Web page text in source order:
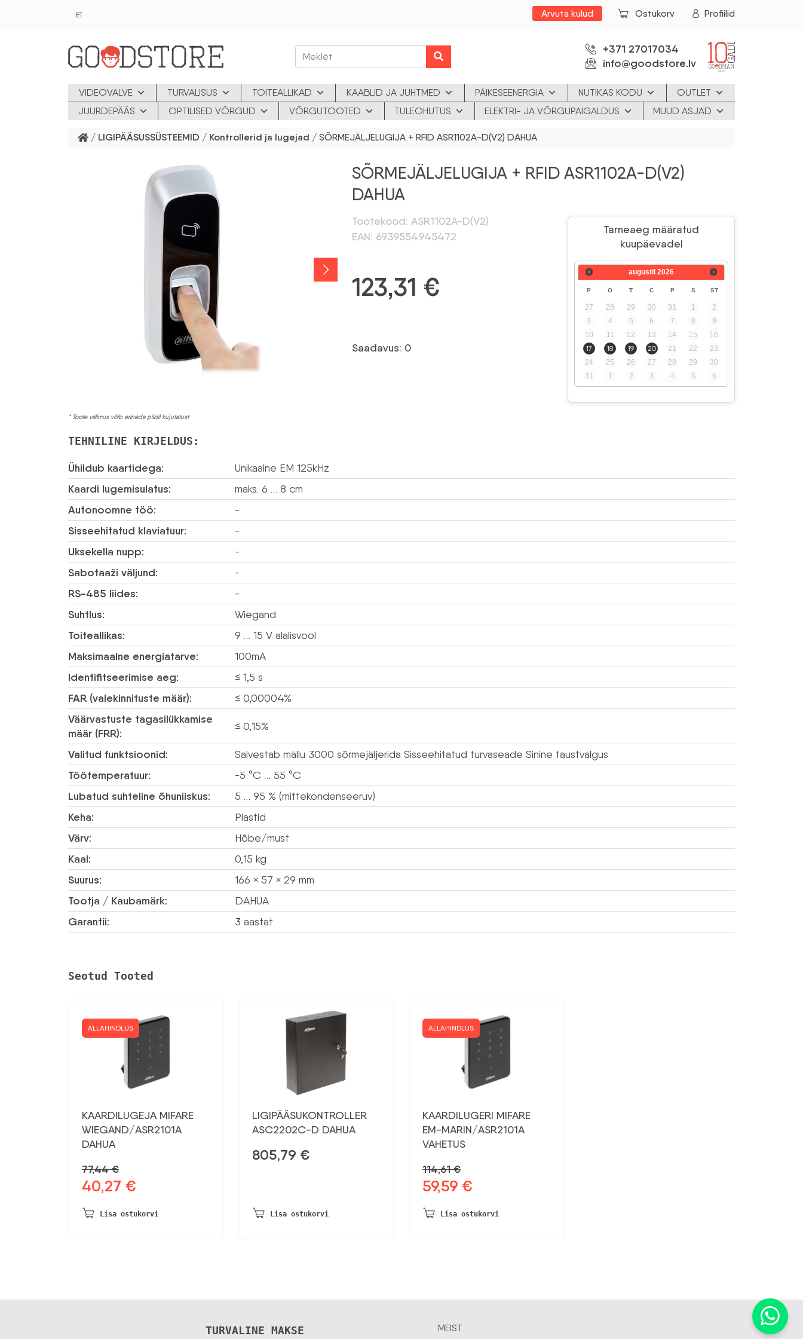
ET Arvuta kulud Ostukorv Profiilid
+371 27017034
info@goodstore.lv
VIDEOVALVE TURVALISUS TOITEALLIKAD KAABLID JA JUHTMED PÄIKESEENERGIA NUTIKAS KODU
OUTLET
JUURDEPÄÄS
OPTILISED VÕRGUD VÕRGUTOOTED TULEOHUTUS ELEKTRI- JA VÕRGUPAIGALDUS MUUD ASJAD
/ LIGIPÄÄSUSSÜSTEEMID / Kontrollerid ja lugejad / SÕRMEJÄLJELUGIJA + RFID ASR1102A-D(V2) DAHUA
* Toote välimus võib erineda pildil kujutatust
SÕRMEJÄLJELUGIJA + RFID ASR1102A-D(V2)
DAHUA
Tootekood: ASR1102A-D(V2)
EAN: 6939554945472
Tarneaeg määratud
kuupäevadel
augustil 2026
P O T C P S ST
27 28 29 30 31 1
2
3
4 5 6 7 8
9
10
11 12 13 14 15
16
17
18 19 20 21 22
23
24
25 26 27 28 29
30
31
1 2 3 4 5 6
123,31 €
Saadavus: 0
TEHNILINE KIRJELDUS:
Ühildub kaartidega: Unikaalne EM 125kHz
Kaardi lugemisulatus: maks. 6 … 8 cm
Autonoomne töö: -
Sisseehitatud klaviatuur: -
Uksekella nupp: -
Sabotaaži väljund: -
RS-485 liides: -
Suhtlus: Wiegand
Toiteallikas: 9 … 15 V alalisvool
Maksimaalne energiatarve: 100mA
Identifitseerimise aeg: ≤ 1,5 s
FAR (valekinnituste määr): ≤ 0,00004%
Väärvastuste tagasilükkamise
määr (FRR):
≤ 0,15%
Valitud funktsioonid: Salvestab mällu 3000 sõrmejäljerida Sisseehitatud turvaseade Sinine taustvalgus
Töötemperatuur: -5 °C … 55 °C
Lubatud suhteline õhuniiskus: 5 … 95 % (mittekondenseeruv)
Keha: Plastid
Värv: Hõbe/must
Kaal: 0,15 kg
Suurus: 166 × 57 × 29 mm
Tootja / Kaubamärk: DAHUA
Garantii: 3 aastat
Seotud Tooted
ALLAHINDLUS
KAARDILUGEJA MIFARE
WIEGAND/ASR2101A
DAHUA
77,44€
Algne
oli:
40,27 €
on:
Lisa ostukorvi
LIGIPÄÄSUKONTROLLER
ASC2202C-D DAHUA
805,79 €
Lisa ostukorvi
ALLAHINDLUS
KAARDILUGERI MIFARE
EM-MARIN/ASR2101A
VAHETUS
114,61€
Algne
oli:
59,59 €
on:
Lisa ostukorvi
TURVALINE MAKSE
MEIST